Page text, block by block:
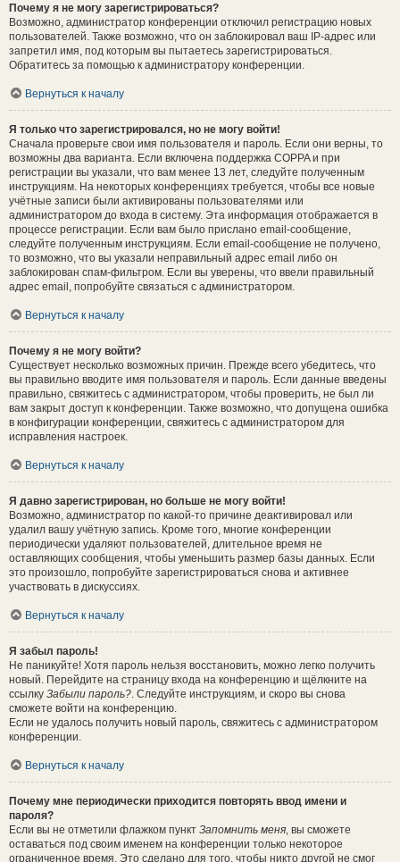
Почему я не могу зарегистрироваться?
Возможно, администратор конференции отключил регистрацию новых
пользователей. Также возможно, что он заблокировал ваш IP-адрес или
запретил имя, под которым вы пытаетесь зарегистрироваться.
Обратитесь за помощью к администратору конференции.
Вернуться к началу
Я только что зарегистрировался, но не могу войти!
Сначала проверьте свои имя пользователя и пароль. Если они верны, то
возможны два варианта. Если включена поддержка COPPA и при
регистрации вы указали, что вам менее 13 лет, следуйте полученным
инструкциям. На некоторых конференциях требуется, чтобы все новые
учётные записи были активированы пользователями или
администратором до входа в систему. Эта информация отображается в
процессе регистрации. Если вам было прислано email-сообщение,
следуйте полученным инструкциям. Если email-сообщение не получено,
то возможно, что вы указали неправильный адрес email либо он
заблокирован спам-фильтром. Если вы уверены, что ввели правильный
адрес email, попробуйте связаться с администратором.
Вернуться к началу
Почему я не могу войти?
Существует несколько возможных причин. Прежде всего убедитесь, что
вы правильно вводите имя пользователя и пароль. Если данные введены
правильно, свяжитесь с администратором, чтобы проверить, не был ли
вам закрыт доступ к конференции. Также возможно, что допущена ошибка
в конфигурации конференции, свяжитесь с администратором для
исправления настроек.
Вернуться к началу
Я давно зарегистрирован, но больше не могу войти!
Возможно, администратор по какой-то причине деактивировал или
удалил вашу учётную запись. Кроме того, многие конференции
периодически удаляют пользователей, длительное время не
оставляющих сообщения, чтобы уменьшить размер базы данных. Если
это произошло, попробуйте зарегистрироваться снова и активнее
участвовать в дискуссиях.
Вернуться к началу
Я забыл пароль!
Не паникуйте! Хотя пароль нельзя восстановить, можно легко получить
новый. Перейдите на страницу входа на конференцию и щёлкните на
ссылку Забыли пароль?. Следуйте инструкциям, и скоро вы снова
сможете войти на конференцию.
Если не удалось получить новый пароль, свяжитесь с администратором
конференции.
Вернуться к началу
Почему мне периодически приходится повторять ввод имени и
пароля?
Если вы не отметили флажком пункт Запомнить меня, вы сможете
оставаться под своим именем на конференции только некоторое
ограниченное время. Это сделано для того, чтобы никто другой не смог